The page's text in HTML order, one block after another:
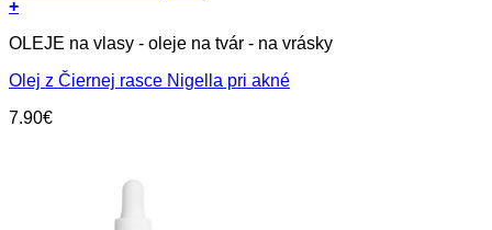
+
OLEJE na vlasy - oleje na tvár - na vrásky
Olej z Čiernej rasce Nigella pri akné
7.90€